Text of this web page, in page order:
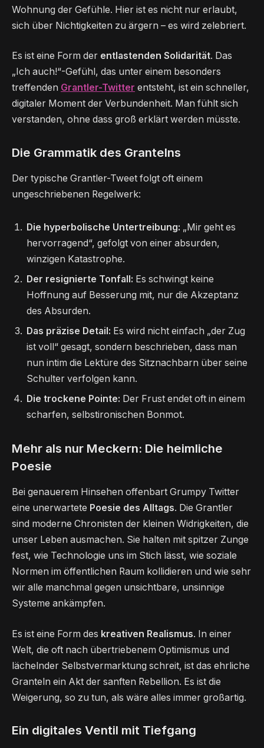
Wohnung der Gefühle. Hier ist es nicht nur erlaubt,
sich über Nichtigkeiten zu ärgern – es wird zelebriert.
Es ist eine Form der entlastenden Solidarität. Das
„Ich auch!“-Gefühl, das unter einem besonders
treffenden Grantler-Twitter entsteht, ist ein schneller,
digitaler Moment der Verbundenheit. Man fühlt sich
verstanden, ohne dass groß erklärt werden müsste.
Die Grammatik des Grantelns
Der typische Grantler-Tweet folgt oft einem
ungeschriebenen Regelwerk:
Die hyperbolische Untertreibung: „Mir geht es
hervorragend“, gefolgt von einer absurden,
winzigen Katastrophe.
Der resignierte Tonfall: Es schwingt keine
Hoffnung auf Besserung mit, nur die Akzeptanz
des Absurden.
Das präzise Detail: Es wird nicht einfach „der Zug
ist voll“ gesagt, sondern beschrieben, dass man
nun intim die Lektüre des Sitznachbarn über seine
Schulter verfolgen kann.
Die trockene Pointe: Der Frust endet oft in einem
scharfen, selbstironischen Bonmot.
Mehr als nur Meckern: Die heimliche
Poesie
Bei genauerem Hinsehen offenbart Grumpy Twitter
eine unerwartete Poesie des Alltags. Die Grantler
sind moderne Chronisten der kleinen Widrigkeiten, die
unser Leben ausmachen. Sie halten mit spitzer Zunge
fest, wie Technologie uns im Stich lässt, wie soziale
Normen im öffentlichen Raum kollidieren und wie sehr
wir alle manchmal gegen unsichtbare, unsinnige
Systeme ankämpfen.
Es ist eine Form des kreativen Realismus. In einer
Welt, die oft nach übertriebenem Optimismus und
lächelnder Selbstvermarktung schreit, ist das ehrliche
Granteln ein Akt der sanften Rebellion. Es ist die
Weigerung, so zu tun, als wäre alles immer großartig.
Ein digitales Ventil mit Tiefgang